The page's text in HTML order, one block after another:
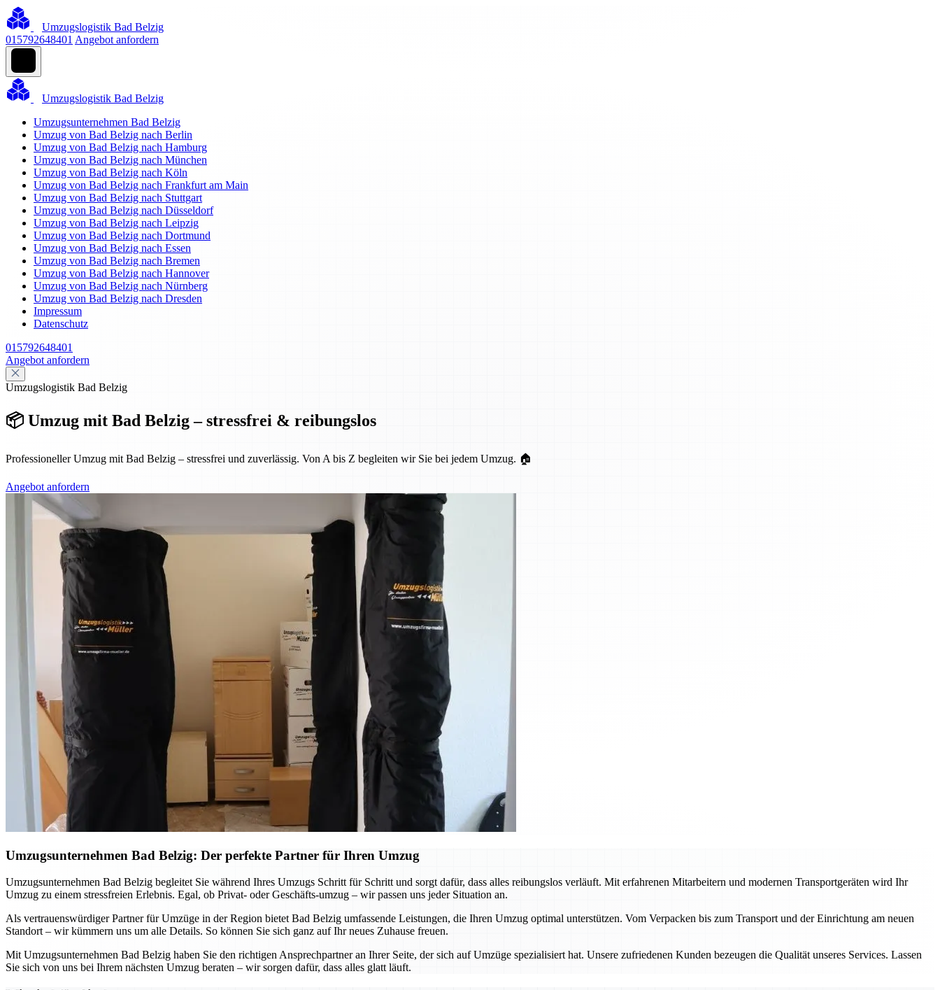
Umzugslogistik Bad Belzig
015792648401 Angebot anfordern
Umzugslogistik Bad Belzig
Umzugsunternehmen Bad Belzig
Umzug von Bad Belzig nach Berlin
Umzug von Bad Belzig nach Hamburg
Umzug von Bad Belzig nach München
Umzug von Bad Belzig nach Köln
Umzug von Bad Belzig nach Frankfurt am Main
Umzug von Bad Belzig nach Stuttgart
Umzug von Bad Belzig nach Düsseldorf
Umzug von Bad Belzig nach Leipzig
Umzug von Bad Belzig nach Dortmund
Umzug von Bad Belzig nach Essen
Umzug von Bad Belzig nach Bremen
Umzug von Bad Belzig nach Hannover
Umzug von Bad Belzig nach Nürnberg
Umzug von Bad Belzig nach Dresden
Impressum
Datenschutz
015792648401
Angebot anfordern
Umzugslogistik Bad Belzig
📦 Umzug mit Bad Belzig – stressfrei & reibungslos
Professioneller Umzug mit Bad Belzig – stressfrei und zuverlässig. Von A bis Z begleiten wir Sie bei jedem Umzug. 🏠
Angebot anfordern
Umzugsunternehmen Bad Belzig: Der perfekte Partner für Ihren Umzug
Umzugsunternehmen Bad Belzig begleitet Sie während Ihres Umzugs Schritt für Schritt und sorgt dafür, dass alles reibungslos verläuft. Mit erfahrenen Mitarbeitern und modernen Transportgeräten wird Ihr
Umzug zu einem stressfreien Erlebnis. Egal, ob Privat- oder Geschäfts-umzug – wir passen uns jeder Situation an.
Als vertrauenswürdiger Partner für Umzüge in der Region bietet Bad Belzig umfassende Leistungen, die Ihren Umzug optimal unterstützen. Vom Verpacken bis zum Transport und der Einrichtung am neuen
Standort – wir kümmern uns um alle Details. So können Sie sich ganz auf Ihr neues Zuhause freuen.
Mit Umzugsunternehmen Bad Belzig haben Sie den richtigen Ansprechpartner an Ihrer Seite, der sich auf Umzüge spezialisiert hat. Unsere zufriedenen Kunden bezeugen die Qualität unseres Services. Lassen
Sie sich von uns bei Ihrem nächsten Umzug beraten – wir sorgen dafür, dass alles glatt läuft.